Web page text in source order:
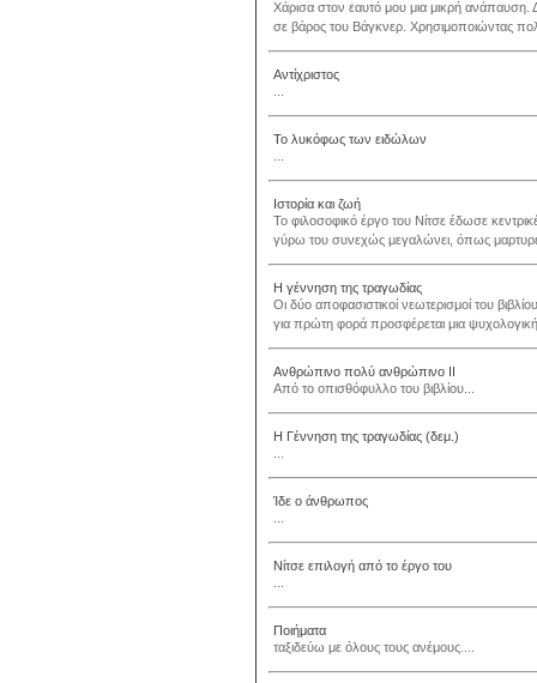
Χάρισα στον εαυτό μου μια μικρή ανάπαυση.
σε βάρος του Βάγκνερ. Χρησιμοποιώντας
Αντίχριστος
Το λυκόφως των ειδώλων
Ιστορία και ζωή
Το φιλοσοφικό έργο του Νίτσε έδωσε
γύρω του συνεχώς μεγαλώνει, όπως
Η γέννηση της τραγωδίας
Οι δύο αποφασιστικοί νεωτερισμοί του
για πρώτη φορά προσφέρεται μια
Ανθρώπινο πολύ ανθρώπινο ΙΙ
Από το οπισθόφυλλο του βιβλίου...
Η Γέννηση της τραγωδίας (δεμ.)
Ίδε ο άνθρωπος
Νίτσε επιλογή από το έργο του
Ποιήματα
ταξιδεύω με όλους τους ανέμους....